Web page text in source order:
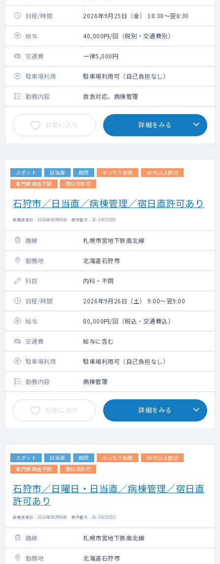
日程/時間 2026年9月25日（金） 18:30～翌8:30
給与 40,000円/回（税別・交通費別）
交通費 一律5,000円
駐車場利用 駐車場利用可（自己負担なし）
勤務内容 救急対応、病棟管理
お気に入り 詳細をみる
スポット 日当直 病院 ゆったり勤務
60代以上歓迎
専門医資格不問
宿日直許可
石狩市／日当直／病棟管理／宿日直許可あり
掲載更新日 : 2026年08月06日 案件番号 : 26-SI651050
路線 札幌市営地下鉄南北線
勤務地 北海道石狩市
科目 内科・不問
日程/時間 2026年9月26日（土） 9:00～翌9:00
給与 80,000円/回（税込・交通費込）
交通費 給与に含む
駐車場利用 駐車場利用可（自己負担なし）
勤務内容 病棟管理
お気に入り 詳細をみる
スポット 日当直 病院 ゆったり勤務
60代以上歓迎
専門医資格不問
宿日直許可
石狩市／日曜日・日当直／病棟管理／宿日直
許可あり
掲載更新日 : 2026年08月06日 案件番号 : 26-SI651052
路線 札幌市営地下鉄南北線
勤務地 北海道石狩市